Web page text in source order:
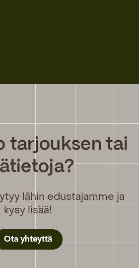
tarjouksen tai
lähin edustajamme ja
kysy lisää!
Ota yhteyttä